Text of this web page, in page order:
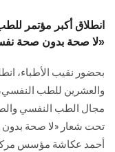
انطلاق أكبر مؤتمر
«لا صحة بدون صحة
بحضور نقيب الأطباء،
والعشرين للطب
مجال الطب النفسي
تحت شعار «لا صحة بدون
أحمد عكاشة مؤسس